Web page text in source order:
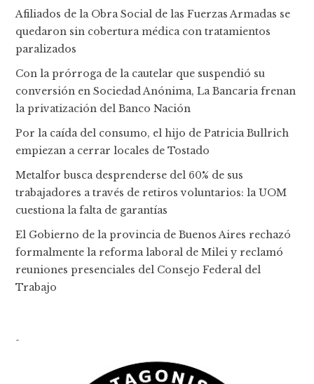
Afiliados de la Obra Social de las Fuerzas Armadas se
quedaron sin cobertura médica con tratamientos
paralizados
Con la prórroga de la cautelar que suspendió su
conversión en Sociedad Anónima, La Bancaria frenan
la privatización del Banco Nación
Por la caída del consumo, el hijo de Patricia Bullrich
empiezan a cerrar locales de Tostado
Metalfor busca desprenderse del 60% de sus
trabajadores a través de retiros voluntarios: la UOM
cuestiona la falta de garantías
El Gobierno de la provincia de Buenos Aires rechazó
formalmente la reforma laboral de Milei y reclamó
reuniones presenciales del Consejo Federal del
Trabajo
-